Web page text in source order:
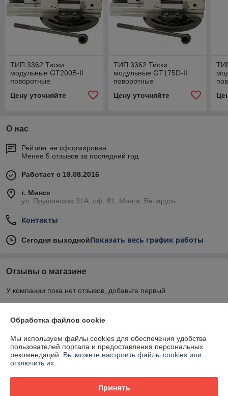
ТИП 3362 Тиски
модульные GT200B-II
поворотные
Цену уточняйте
ТИП 3362 Тиски
модульные GT175D-II
поворотные
Цену уточняйте
О нас
Рейтинг не сформирован
Менее 5 отзывов за последний год
Работает с 19.08.2016
г. Минск
ул. Прушинских 31А, оф. 81, Минск, Беларусь
Контакты
Сегодня выходнойПоказать весь график работы
Отзывы о магазине
У компании пока нет отзывов, добавьте первый
О нас
Контакты
Доставка и оплата
Обработка файлов cookie
Мы используем файлы cookies для обеспечения удобства
пользователей портала и предоставления персональных
рекомендаций. Вы можете настроить файлы cookies или
отключить их.
Принять